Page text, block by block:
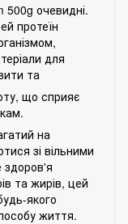
500g очевидні.
протеїн
для
та
що сприяє
на
зі вільними
здоров'я
та жирів, цей
якого
життя.